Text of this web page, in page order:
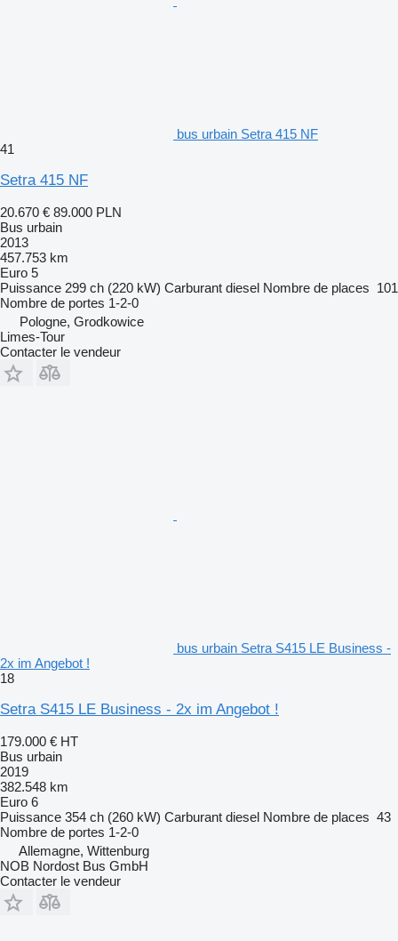
bus urbain Setra 415 NF
41
Setra 415 NF
20.670 € 89.000 PLN
Bus urbain
2013
457.753 km
Euro 5
Puissance 299 ch (220 kW) Carburant diesel Nombre de places 101
Nombre de portes 1-2-0
Pologne, Grodkowice
Limes-Tour
Contacter le vendeur
bus urbain Setra S415 LE Business -
2x im Angebot !
18
Setra S415 LE Business - 2x im Angebot !
179.000 € HT
Bus urbain
2019
382.548 km
Euro 6
Puissance 354 ch (260 kW) Carburant diesel Nombre de places 43
Nombre de portes 1-2-0
Allemagne, Wittenburg
NOB Nordost Bus GmbH
Contacter le vendeur